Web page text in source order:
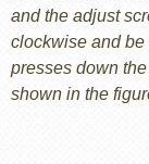
and the adjust
clockwise and be
presses down
shown in the